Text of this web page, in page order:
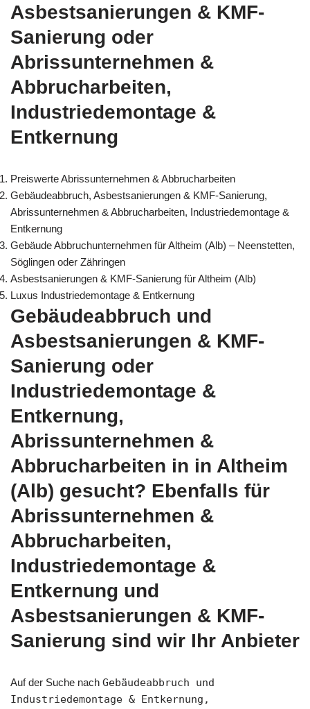
Asbestsanierungen & KMF-
Sanierung oder
Abrissunternehmen &
Abbrucharbeiten,
Industriedemontage &
Entkernung
Preiswerte Abrissunternehmen & Abbrucharbeiten
Gebäudeabbruch, Asbestsanierungen & KMF-Sanierung,
Abrissunternehmen & Abbrucharbeiten, Industriedemontage &
Entkernung
Gebäude Abbruchunternehmen für Altheim (Alb) – Neenstetten,
Söglingen oder Zähringen
Asbestsanierungen & KMF-Sanierung für Altheim (Alb)
Luxus Industriedemontage & Entkernung
Gebäudeabbruch und
Asbestsanierungen & KMF-
Sanierung oder
Industriedemontage &
Entkernung,
Abrissunternehmen &
Abbrucharbeiten in in Altheim
(Alb) gesucht? Ebenfalls für
Abrissunternehmen &
Abbrucharbeiten,
Industriedemontage &
Entkernung und
Asbestsanierungen & KMF-
Sanierung sind wir Ihr Anbieter
Auf der Suche nach Gebäudeabbruch und
Industriedemontage & Entkernung,